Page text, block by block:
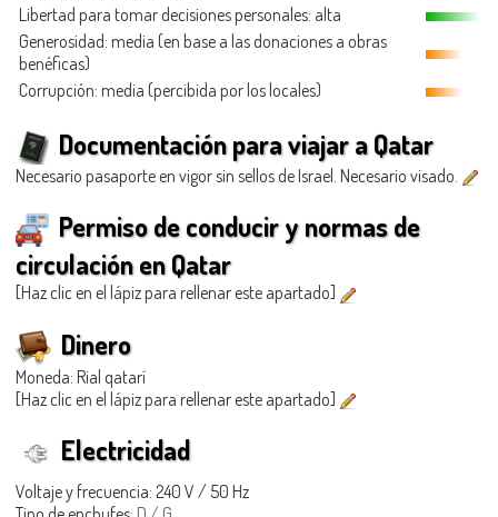
Libertad para tomar decisiones personales: alta
Generosidad: media (en base a las donaciones a obras
benéficas)
Corrupción: media (percibida por los locales)
Documentación para viajar a Qatar
Necesario pasaporte en vigor sin sellos de Israel. Necesario visado.
Permiso de conducir y normas de
circulación en Qatar
[Haz clic en el lápiz para rellenar este apartado]
Dinero
Moneda: Rial qatarí
[Haz clic en el lápiz para rellenar este apartado]
Electricidad
Voltaje y frecuencia: 240 V / 50 Hz